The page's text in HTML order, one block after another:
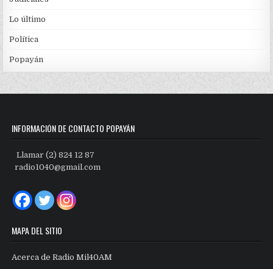
Lo último
Política
Popayán
INFORMACIÓN DE CONTACTO POPAYÁN
Llamar (2) 824 12 87
radio1040@gmail.com
MAPA DEL SITIO
Acerca de Radio Mil40AM